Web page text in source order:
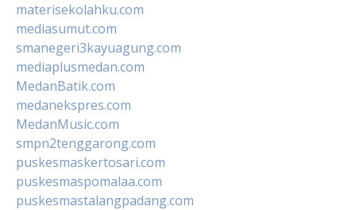
materisekolahku.com
mediasumut.com
smanegeri3kayuagung.com
mediaplusmedan.com
MedanBatik.com
medanekspres.com
MedanMusic.com
smpn2tenggarong.com
puskesmaskertosari.com
puskesmaspomalaa.com
puskesmastalangpadang.com